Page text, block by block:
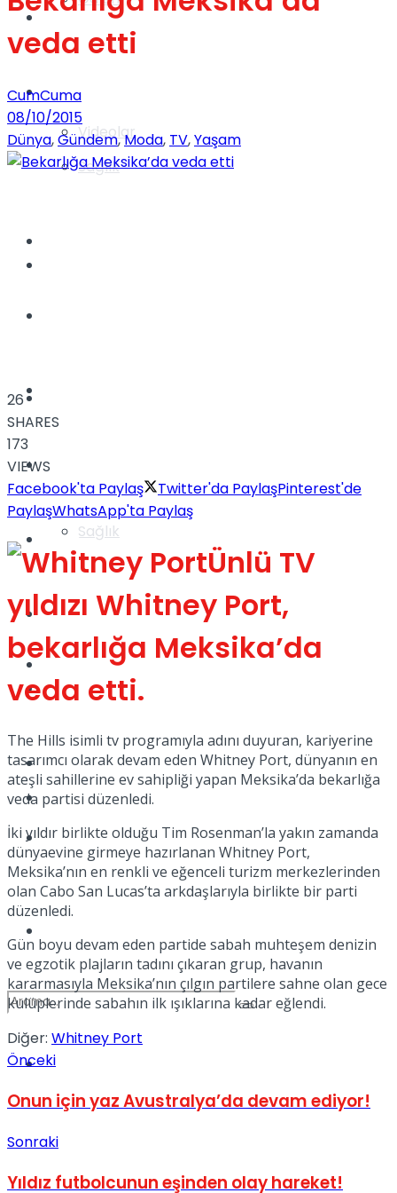
Videolar
Sağlık
TV
Kadınca
Türkiye
Gündem
Yaşam
Sağlık
Türkiye
Müzik
Sinema
Tatil
Spor
Podcast
View All Result
veda etti
CumCuma
08/10/2015
Dünya,Gündem,Moda, TV,Yaşam
26
SHARES
173
VIEWS
Facebook'ta Paylaş
Twitter'da PaylaşPinterest'de
PaylaşWhatsApp'ta Paylaş
Ünlü TV
yıldızı Whitney Port,
bekarlığa Meksika’da
veda etti.
The Hills isimli tv programıyla adını duyuran, kariyerine
tasarımcı olarak devam eden Whitney Port, dünyanın en
ateşli sahillerine ev sahipliği yapan Meksika’da bekarlığa
veda partisi düzenledi.
İki yıldır birlikte olduğu Tim Rosenman’la yakın zamanda
dünyaevine girmeye hazırlanan Whitney Port,
Meksika’nın en renkli ve eğenceli turizm merkezlerinden
olan Cabo San Lucas’ta arkdaşlarıyla birlikte bir parti
düzenledi.
Gün boyu devam eden partide sabah muhteşem denizin
ve egzotik plajların tadını çıkaran grup, havanın
kararmasıyla Meksika’nın çılgın partilere sahne olan gece
kulüplerinde sabahın ilk ışıklarına kadar eğlendi.
Diğer: Whitney Port
Önceki
Onun için yaz Avustralya’da devam ediyor!
Sonraki
Yıldız futbolcunun eşinden olay hareket!